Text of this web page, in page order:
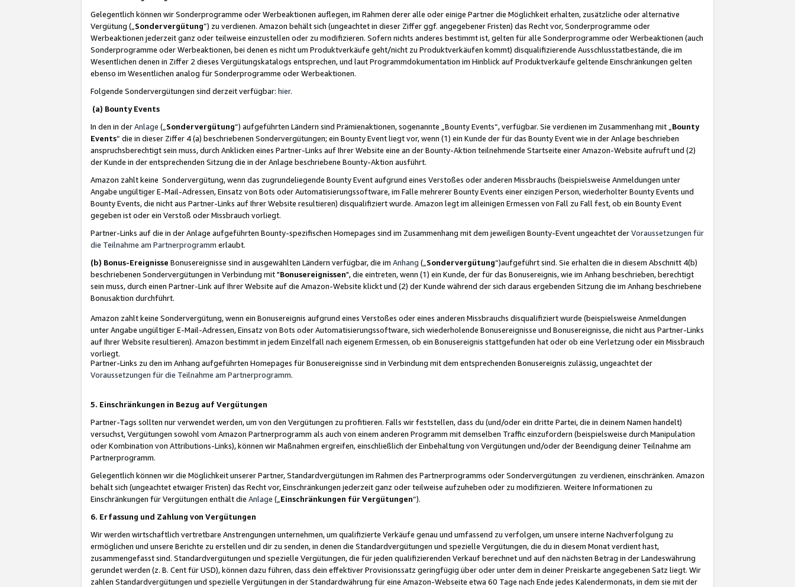
Gelegentlich können wir Sonderprogramme oder Werbeaktionen auflegen, im Rahmen derer alle oder einige Partner die Möglichkeit erhalten, zusätzliche oder alternative
Vergütung („ Sondervergütung”) zu verdienen. Amazon behält sich (ungeachtet in dieser Ziffer ggf. angegebener Fristen) das Recht vor, Sonderprogramme oder
Werbeaktionen jederzeit ganz oder teilweise einzustellen oder zu modifizieren. Sofern nichts anderes bestimmt ist, gelten für alle Sonderprogramme oder Werbeaktionen (auch
Sonderprogramme oder Werbeaktionen, bei denen es nicht um Produktverkäufe geht/nicht zu Produktverkäufen kommt) disqualifizierende Ausschlusstatbestände, die im
Wesentlichen denen in Ziffer 2 dieses Vergütungskatalogs entsprechen, und laut Programmdokumentation im Hinblick auf Produktverkäufe geltende Einschränkungen gelten
ebenso im Wesentlichen analog für Sonderprogramme oder Werbeaktionen.
Folgende Sondervergütungen sind derzeit verfügbar: hier.
(a) Bounty Events
In den in derAnlage („ Sondervergütung“) aufgeführten Ländern sind Prämienaktionen, sogenannte „Bounty Events“, verfügbar. Sie verdienen im Zusammenhang mit „ Bounty
Events“ die in dieser Ziffer 4 (a) beschriebenen Sondervergütungen; ein Bounty Event liegt vor, wenn (1) ein Kunde der für das Bounty Event wie in der Anlage beschrieben
anspruchsberechtigt sein muss, durch Anklicken eines Partner-Links auf Ihrer Website eine an der Bounty-Aktion teilnehmende Startseite einer Amazon-Website aufruft und (2)
der Kunde in der entsprechenden Sitzung die in der Anlage beschriebene Bounty-Aktion ausführt.
Amazon zahlt keine Sondervergütung, wenn das zugrundeliegende Bounty Event aufgrund eines Verstoßes oder anderen Missbrauchs (beispielsweise Anmeldungen unter
Angabe ungültiger E-Mail-Adressen, Einsatz von Bots oder Automatisierungssoftware, im Falle mehrerer Bounty Events einer einzigen Person, wiederholter Bounty Events und
Bounty Events, die nicht aus Partner-Links auf Ihrer Website resultieren) disqualifiziert wurde. Amazon legt im alleinigen Ermessen von Fall zu Fall fest, ob ein Bounty Event
gegeben ist oder ein Verstoß oder Missbrauch vorliegt.
Partner-Links auf die in der Anlage aufgeführten Bounty-spezifischen Homepages sind im Zusammenhang mit dem jeweiligen Bounty-Event ungeachtet derVoraussetzungen für
die Teilnahme am Partnerprogramm erlaubt.
(b) Bonus-Ereignisse Bonusereignisse sind in ausgewählten Ländern verfügbar, die im Anhang („ Sondervergütung“)aufgeführt sind. Sie erhalten die in diesem Abschnitt 4(b)
beschriebenen Sondervergütungen in Verbindung mit "Bonusereignissen", die eintreten, wenn (1) ein Kunde, der für das Bonusereignis, wie im Anhang beschrieben, berechtigt
sein muss, durch einen Partner-Link auf Ihrer Website auf die Amazon-Website klickt und (2) der Kunde während der sich daraus ergebenden Sitzung die im Anhang beschriebene
Bonusaktion durchführt.
Amazon zahlt keine Sondervergütung, wenn ein Bonusereignis aufgrund eines Verstoßes oder eines anderen Missbrauchs disqualifiziert wurde (beispielsweise Anmeldungen
unter Angabe ungültiger E-Mail-Adressen, Einsatz von Bots oder Automatisierungssoftware, sich wiederholende Bonusereignisse und Bonusereignisse, die nicht aus Partner-Links
auf Ihrer Website resultieren). Amazon bestimmt in jedem Einzelfall nach eigenem Ermessen, ob ein Bonusereignis stattgefunden hat oder ob eine Verletzung oder ein Missbrauch
vorliegt.
Partner-Links zu den im Anhang aufgeführten Homepages für Bonusereignisse sind in Verbindung mit dem entsprechenden Bonusereignis zulässig, ungeachtet der
Voraussetzungen für die Teilnahme am Partnerprogramm.
5. Einschränkungen in Bezug auf Vergütungen
Partner-Tags sollten nur verwendet werden, um von den Vergütungen zu profitieren. Falls wir feststellen, dass du (und/oder ein dritte Partei, die in deinem Namen handelt)
versuchst, Vergütungen sowohl vom Amazon Partnerprogramm als auch von einem anderen Programm mit demselben Traffic einzufordern (beispielsweise durch Manipulation
oder Kombination von Attributions-Links), können wir Maßnahmen ergreifen, einschließlich der Einbehaltung von Vergütungen und/oder der Beendigung deiner Teilnahme am
Partnerprogramm.
Gelegentlich können wir die Möglichkeit unserer Partner, Standardvergütungen im Rahmen des Partnerprogramms oder Sondervergütungen zu verdienen, einschränken. Amazon
behält sich (ungeachtet etwaiger Fristen) das Recht vor, Einschränkungen jederzeit ganz oder teilweise aufzuheben oder zu modifizieren. Weitere Informationen zu
Einschränkungen für Vergütungen enthält die Anlage („ Einschränkungen für Vergütungen“).
6. Erfassung und Zahlung von Vergütungen
Wir werden wirtschaftlich vertretbare Anstrengungen unternehmen, um qualifizierte Verkäufe genau und umfassend zu verfolgen, um unsere interne Nachverfolgung zu
ermöglichen und unsere Berichte zu erstellen und dir zu senden, in denen die Standardvergütungen und spezielle Vergütungen, die du in diesem Monat verdient hast,
zusammengefasst sind. Standardvergütungen und spezielle Vergütungen, die für jeden qualifizierenden Verkauf berechnet und auf den nächsten Betrag in der Landeswährung
gerundet werden (z. B. Cent für USD), können dazu führen, dass dein effektiver Provisionssatz geringfügig über oder unter dem in deiner Preiskarte angegebenen Satz liegt. Wir
zahlen Standardvergütungen und spezielle Vergütungen in der Standardwährung für eine Amazon-Webseite etwa 60 Tage nach Ende jedes Kalendermonats, in dem sie mit der